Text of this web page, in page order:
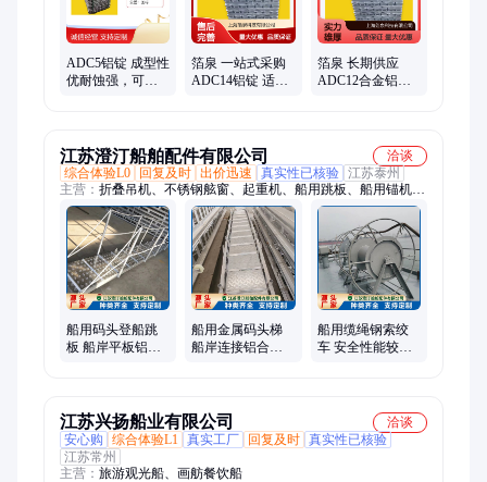
AlSi10MgMn铝锭
ADC5铝锭 成型性
优耐蚀强，可制
箔泉 一站式采购
ADC14铝锭 适配
箔泉 长期供应
ADC12合金铝锭
江苏澄汀船舶配件有限公司
洽谈
综合体验L0
回复及时 出价迅速 真实性已核验 江苏泰州
主营： 折叠吊机、不锈钢舷窗、起重机、船用跳板、船用锚机、
船用舷梯、船用起重机、船用防火门、铝合金跳板、船用吊机、
船用人孔盖系列、钢制船用舷梯、船用折叠吊机、船用钢制舱口
盖、船舶吊运机、船用锚机装置、引水员登船、船用锚系设备、
检修人孔盖、游艇铝质舷窗、快开闭钢质水密门、下水蹬乘软
梯、旋转式铝梯、钢质水密门、矩形人孔盖
船用码头登船跳
板 船岸平板铝合
船用金属码头梯
船岸连接铝合金
船用缆绳钢索绞
车 安全性能较高
江苏兴扬船业有限公司
洽谈
安心购
综合体验L1 真实工厂 回复及时 真实性已核验
江苏常州
主营： 旅游观光船、画舫餐饮船